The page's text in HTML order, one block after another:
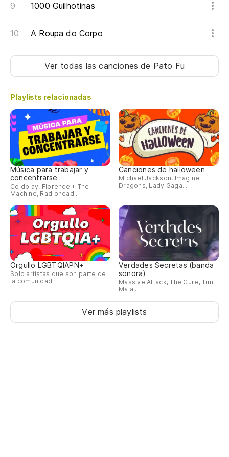
1000 Guilhotinas
A Roupa do Corpo
Ver todas las cancionesde Pato Fu
Playlists relacionadas
Música para trabajar y
concentrarse
Coldplay, Florence + The
Machine, Radiohead...
Canciones de halloween
Michael Jackson, Imagine
Dragons, Lady Gaga...
Orgullo LGBTQIAPN+
Solo artistas que son parte de
la comunidad
Verdades Secretas (banda
sonora)
Massive Attack, The Cure, Tim
Maia...
Ver más playlists